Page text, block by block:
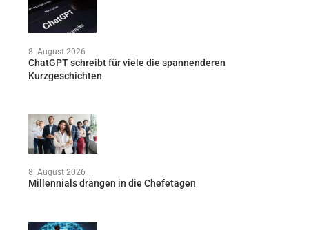
8. August 2026
ChatGPT schreibt für viele die spannenderen
Kurzgeschichten
8. August 2026
Millennials drängen in die Chefetagen